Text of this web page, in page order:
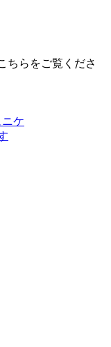
ちらをご覧くださ
ケ